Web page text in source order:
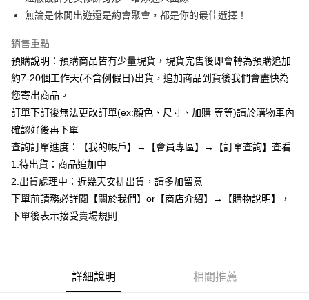
悠遊付
Google Pay
全支付
【關於「AFTEE先享後付」】
AFTEE先享後付是「在收到商品之後才付款」的支付方式。 讓您購物簡單
便利好安心！
１．簡單：不需註冊會員、不需綁卡、不需儲值。
２．便利：只要手機號碼，簡訊認證，即可結帳。
３．安心：先確認商品／服務後，再付款。
１．於結帳方式選擇「AFTEE先享後付」後，將跳轉至「AFTEE先享後付」
ATM／網路銀行／等多元方式進行付款，方視為交易完成。
※ 請注意：結帳手續完成當下不需立刻繳費，但若您需要取消訂單，請聯絡
購買商品的店家。未經商家同意取消之訂單仍視為有效，需透過AFTEE先享
ATM付款
運送方式
全家付款取貨
每筆NT$85，滿NT$799(含以上)免運費
每筆NT$85，滿NT$799(含以上)免運費
無論是休閒出遊還是約會聚會，都是你的最佳選擇！
銷售重點
預購說明：預購商品皆有少量現貨，現貨完售後即會轉為預購追加
約7-20個工作天(不含例假日)出貨，追加商品到貨後我們會盡快為
您寄出商品。
訂單下訂後無法更改訂單(ex:顏色、尺寸、加購 等等)請於購物車內
確認好後再下單
查詢訂單進度：【我的帳戶】→【會員專區】→【訂單查詢】查看
1.待出貨：商品追加中
2.出貨處理中：近幾天安排出貨，請多加留意
下單前請務必詳閱【關於我們】or【商店介紹】→【購物說明】，
下單後表示接受賣場規則
詳細說明 相關推薦